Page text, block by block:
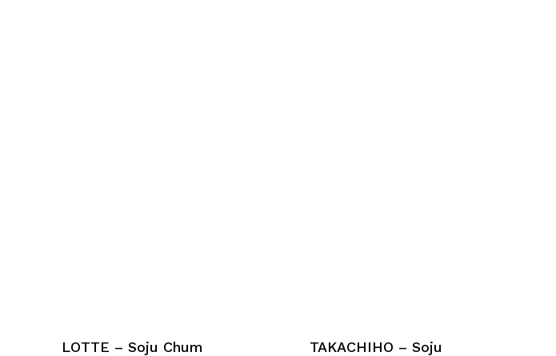
LOTTE – Soju Chum
TAKACHIHO – Soju